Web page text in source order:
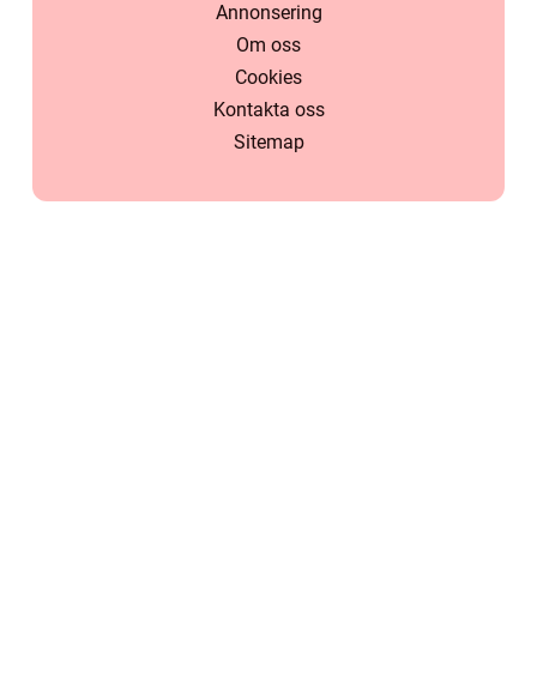
Annonsering
Om oss
Cookies
Kontakta oss
Sitemap